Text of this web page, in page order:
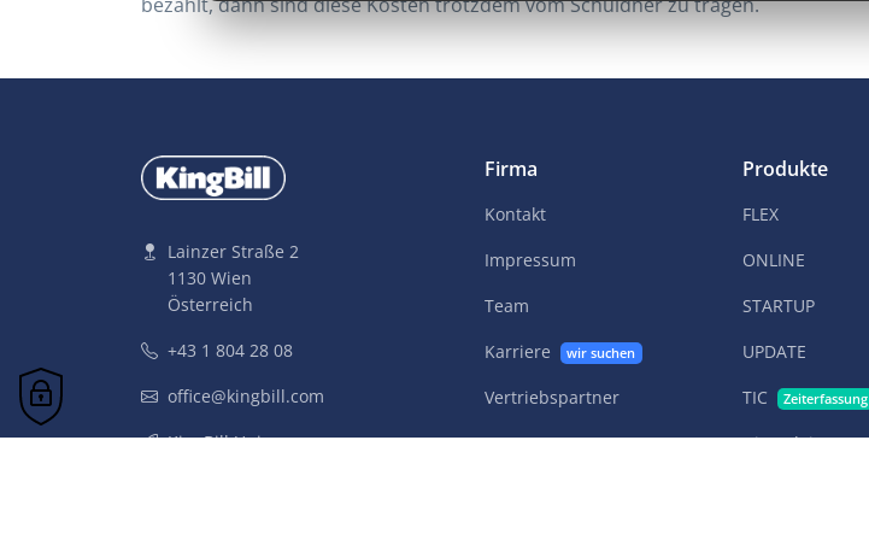
Lainzer Straße 2
1130 Wien
Österreich
+43 1 804 28 08
office@kingbill.com
KingBill Universum
Firma
Kontakt
Impressum
Team
Karriere
wir suchen
Vertriebspartner
Produkte
FLEX
ONLINE
STARTUP
UPDATE
TIC
Zeiterfassung
Dienstleister